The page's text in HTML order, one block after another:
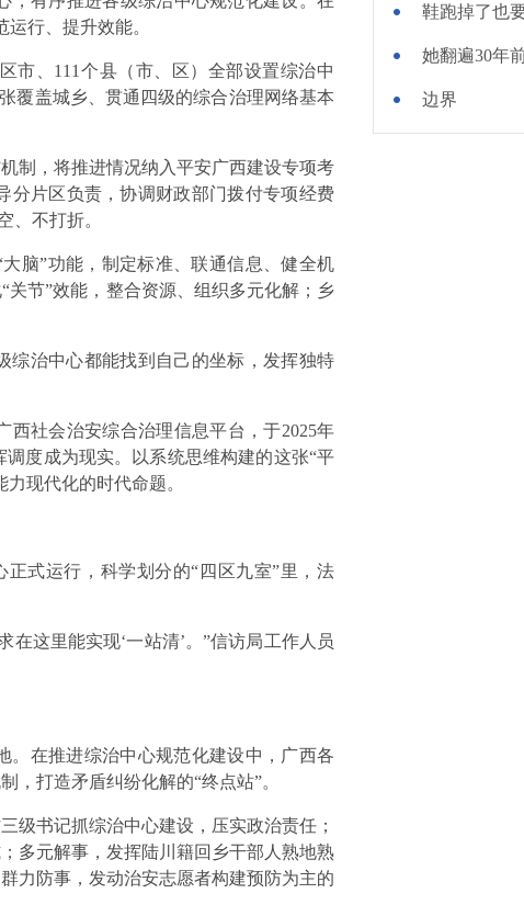
行、提升效能。
市、111个县（市、区）全部设置综治中
覆盖城乡、贯通四级的综合治理网络基本
制，将推进情况纳入平安广西建设专项考
分片区负责，协调财政部门拨付专项经费
、不打折。
脑”功能，制定标准、联通信息、健全机
关节”效能，整合资源、组织多元化解；乡
综治中心都能找到自己的坐标，发挥独特
西社会治安综合治理信息平台，于2025年
度成为现实。以系统思维构建的这张“平
现代化的时代命题。
正式运行，科学划分的“四区九室”里，法
这里能实现‘一站清’。”信访局工作人员
。在推进综治中心规范化建设中，广西各
打造矛盾纠纷化解的“终点站”。
级书记抓综治中心建设，压实政治责任；
多元解事，发挥陆川籍回乡干部人熟地熟
力防事，发动治安志愿者构建预防为主的
边界